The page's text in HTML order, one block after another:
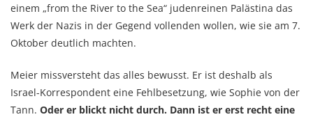
einem „from the River to the Sea“ judenreinen Palästina das
Werk der Nazis in der Gegend vollenden wollen, wie sie am 7.
Oktober deutlich machten.
Meier missversteht das alles bewusst. Er ist deshalb als
Israel-Korrespondent eine Fehlbesetzung, wie Sophie von der
Tann. Oder er blickt nicht durch. Dann ist er erst recht eine